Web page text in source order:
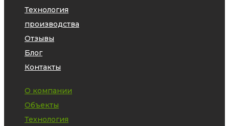
Технология
производства
Отзывы
Блог
Контакты
О компании
Объекты
Технология